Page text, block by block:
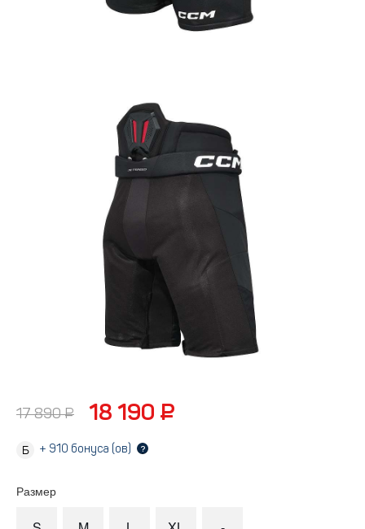
17 890 ₽ 18 190 ₽
+ 910 бонуса (ов) ?
Размер